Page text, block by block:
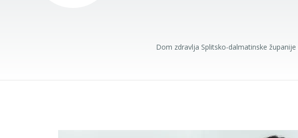
Dom zdravlja Splitsko-dalmatinske županije